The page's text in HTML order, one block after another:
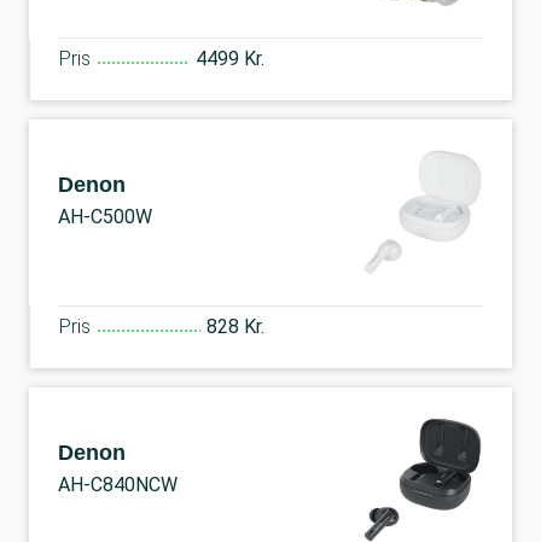
Pris 4499 Kr.
Denon
AH-C500W
Pris 828 Kr.
Denon
AH-C840NCW